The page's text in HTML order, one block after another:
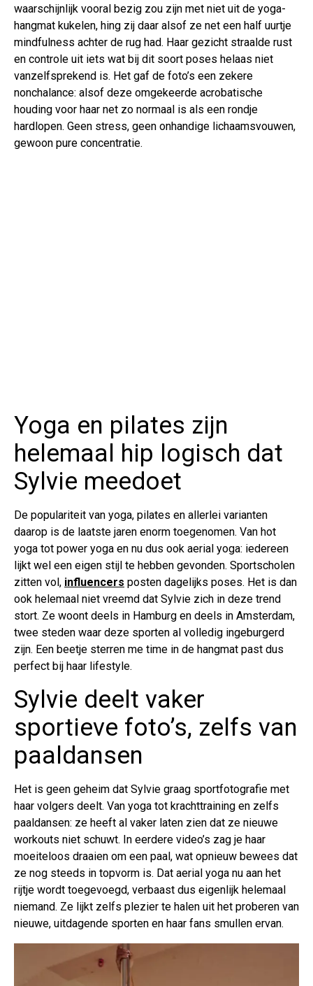
waarschijnlijk vooral bezig zou zijn met niet uit de yoga-
hangmat kukelen, hing zij daar alsof ze net een half uurtje
mindfulness achter de rug had. Haar gezicht straalde rust
en controle uit iets wat bij dit soort poses helaas niet
vanzelfsprekend is. Het gaf de foto’s een zekere
nonchalance: alsof deze omgekeerde acrobatische
houding voor haar net zo normaal is als een rondje
hardlopen. Geen stress, geen onhandige lichaamsvouwen,
gewoon pure concentratie.
Yoga en pilates zijn
helemaal hip logisch dat
Sylvie meedoet
De populariteit van yoga, pilates en allerlei varianten
daarop is de laatste jaren enorm toegenomen. Van hot
yoga tot power yoga en nu dus ook aerial yoga: iedereen
lijkt wel een eigen stijl te hebben gevonden. Sportscholen
zitten vol, influencers posten dagelijks poses. Het is dan
ook helemaal niet vreemd dat Sylvie zich in deze trend
stort. Ze woont deels in Hamburg en deels in Amsterdam,
twee steden waar deze sporten al volledig ingeburgerd
zijn. Een beetje sterren me time in de hangmat past dus
perfect bij haar lifestyle.
Sylvie deelt vaker
sportieve foto’s, zelfs van
paaldansen
Het is geen geheim dat Sylvie graag sportfotografie met
haar volgers deelt. Van yoga tot krachttraining en zelfs
paaldansen: ze heeft al vaker laten zien dat ze nieuwe
workouts niet schuwt. In eerdere video’s zag je haar
moeiteloos draaien om een paal, wat opnieuw bewees dat
ze nog steeds in topvorm is. Dat aerial yoga nu aan het
rijtje wordt toegevoegd, verbaast dus eigenlijk helemaal
niemand. Ze lijkt zelfs plezier te halen uit het proberen van
nieuwe, uitdagende sporten en haar fans smullen ervan.